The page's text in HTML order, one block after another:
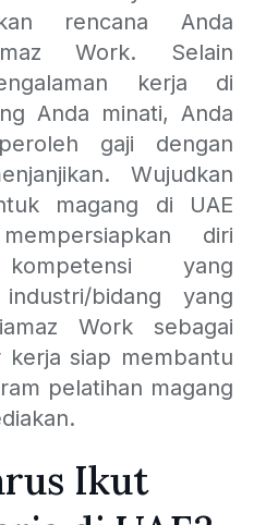
rencana Anda
Work. Selain
kerja di
Anda minati, Anda
gaji dengan
Wujudkan
magang di UAE
diri
kompetensi yang
bidang yang
Work sebagai
kerja siap membantu
pelatihan magang
Ikut